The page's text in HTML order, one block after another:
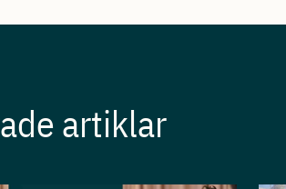
artiklar